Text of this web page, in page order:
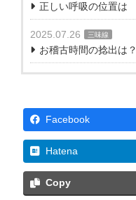
正しい呼吸の位置は
2025.07.26 三味線
お稽古時間の捻出は？
Facebook
Hatena
Copy